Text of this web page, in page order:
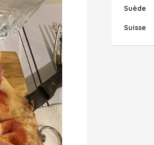
Suède
Suisse